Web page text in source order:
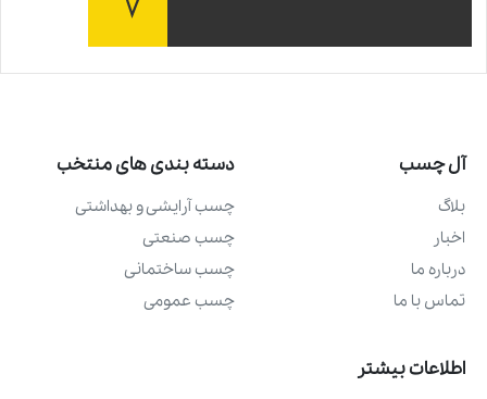
آل چسب
بلاگ
اخبار
درباره ما
تماس با ما
دسته بندی های منتخب
چسب آرايشی و بهداشتی
چسب صنعتی
چسب ساختمانی
چسب عمومی
اطلاعات بیشتر